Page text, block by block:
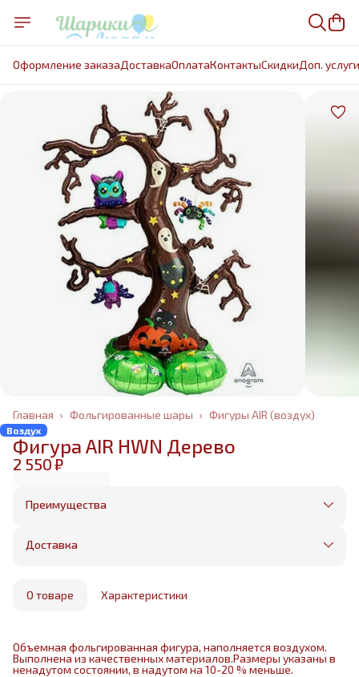
Оформление заказаДоставкаОплатаКонтактыCкидкиДоп. услуги
Фигуры AIR (воздух)
Фольгированные шары ›
Главная ›
Воздух
Фигура AIR HWN Дерево
2 550 ₽
Преимущества
Оплата частями в Сплит
Бесплатная доставка в пределах КАД
маркетплейса
Доставка
О товаре Характеристики
Объемная фольгированная фигура, наполняется воздухом.
Выполнена из качественных материалов.Размеры указаны в
ненадутом состоянии, в надутом на 10-20 % меньше.